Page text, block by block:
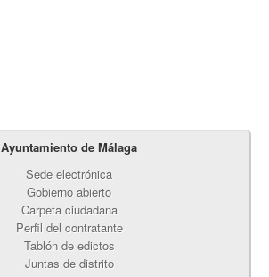
Ayuntamiento de Málaga
Sede electrónica
Gobierno abierto
Carpeta ciudadana
Perfil del contratante
Tablón de edictos
Juntas de distrito